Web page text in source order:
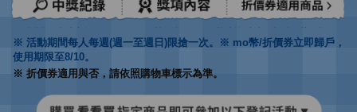
※ 活動期間每人每週(週一至週日)限搶一次。※ mo幣/折價券立即歸戶，
使用期限至8/10。
※ 折價券適用與否，請依照購物車標示為準。